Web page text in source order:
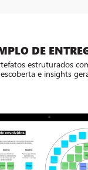
DE
estruturados
e insights